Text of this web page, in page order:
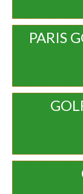
PARIS